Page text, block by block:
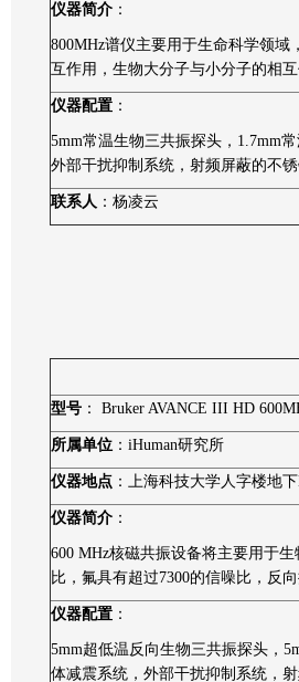
仪器简介 ：
800MHz谱仪主要用于生命科学领域
互作用，生物大分子与小分子的相
仪器配置 ：
5mm常温生物三共振探头， 1.7mm
外部干扰抑制系统，射频屏蔽的不锈
联系人 ：杨凌云
型号 ： Bruker AVANCE III HD
所属单位 ： iHuman研究所
仪器地点 ：上海科技大学人字楼地下
仪器简介 ：
600 MHz核磁共振设备将主要用于
比，氟具有超过7300的信噪比，反
仪器配置 ：
5mm超低温反向生物三共振探头，
体减震系统，外部干扰抑制系统，